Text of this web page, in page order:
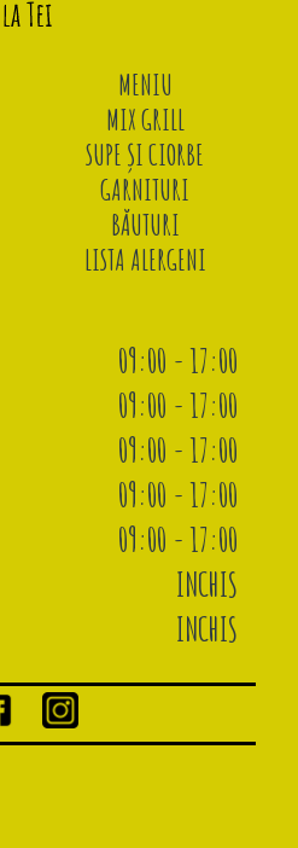
MENIU
MIX GRILL
SUPE ȘI CIORBE
GARNITURI
BĂUTURI
LISTA ALERGENI
09:00 - 17:00
09:00 - 17:00
09:00 - 17:00
09:00 - 17:00
09:00 - 17:00
INCHIS
INCHIS